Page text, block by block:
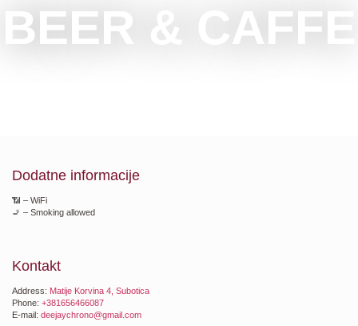
BEER & CAFFE
Dodatne informacije
📶 – WiFi
🚬 – Smoking allowed
Kontakt
Address: Matije Korvina 4, Subotica
Phone: +381656466087
E-mail: deejaychrono@gmail.com